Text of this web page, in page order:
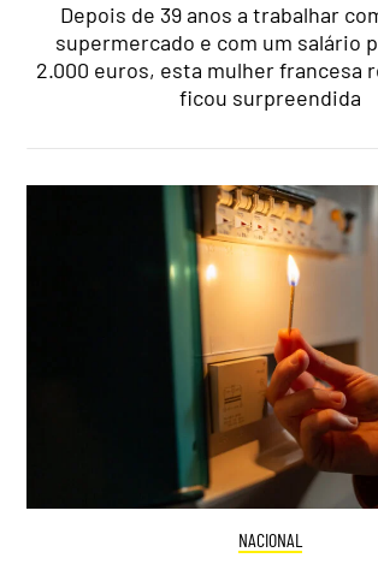
Depois de 39 anos a trabalhar
supermercado e com um salário
2.000 euros, esta mulher francesa
ficou surpreendida
NACIONAL